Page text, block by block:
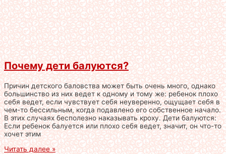
Почему дети балуются?
Причин детского баловства может быть очень много, однако
большинство из них ведет к одному и тому же: ребенок плохо
себя ведет, если чувствует себя неуверенно, ощущает себя в
чем-то бессильным, когда подавлено его собственное начало.
В этих случаях бесполезно наказывать кроху. Дети балуются:
Если ребенок балуется или плохо себя ведет, значит, он что-то
хочет этим
Читать далее »